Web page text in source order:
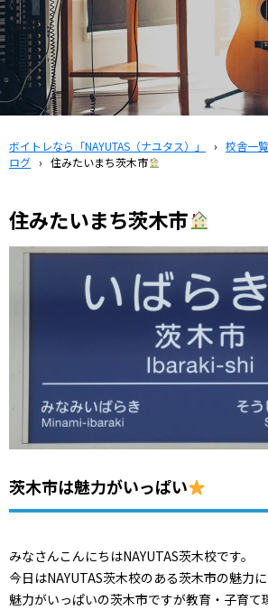
ボイトレなら「NAYUTAS（ナユタス）」 › 校舎一覧
ログ › 住みたいまち茨木市
住みたいまち茨木市
茨木市は魅力がいっぱい
みなさんこんにちはNAYUTAS茨木校です。
今日はNAYUTAS茨木校のある茨木市の魅力に
魅力がいっぱいの茨木市ですが教育・子育て